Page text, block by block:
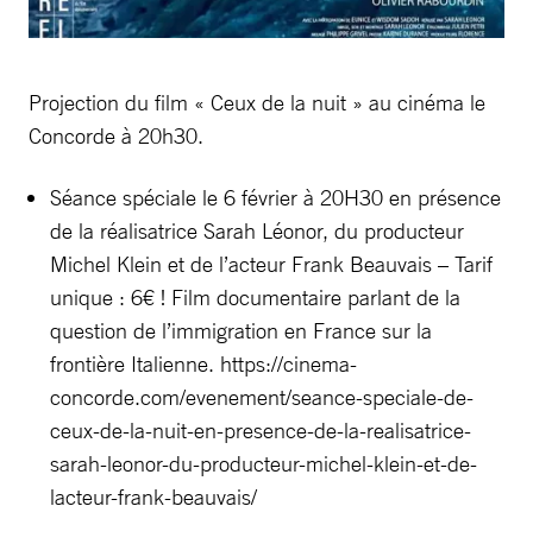
Projection du film « Ceux de la nuit » au cinéma le
Concorde à 20h30.
Séance spéciale le 6 février à 20H30 en présence
de la réalisatrice Sarah Léonor, du producteur
Michel Klein et de l’acteur Frank Beauvais – Tarif
unique : 6€ ! Film documentaire parlant de la
question de l’immigration en France sur la
frontière Italienne. https://cinema-
concorde.com/evenement/seance-speciale-de-
ceux-de-la-nuit-en-presence-de-la-realisatrice-
sarah-leonor-du-producteur-michel-klein-et-de-
lacteur-frank-beauvais/